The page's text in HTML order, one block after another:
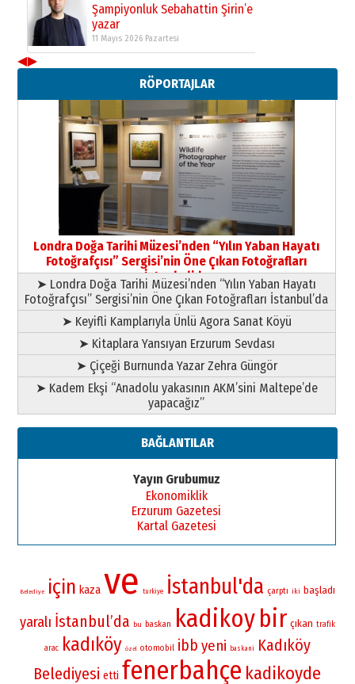
Şampiyonluk Sebahattin Şirin’e
yazar
11 Mayıs 2026 Pazartesi
Neşat YALÇIN
Paranın Aile Kültüründeki Yeri
03 Ağustos 2026 Pazartesi
Yıldırım Gündoğdu
HAVVA’NIN ÜÇ KIZI
09 Temmuz 2026 Perşembe
Yusuf POLAT
Şampiyonluk Sebahattin Şirin’e
yazar
11 Mayıs 2026 Pazartesi
◀▶
RÖPORTAJLAR
Londra Doğa Tarihi Müzesi’nden “Yılın Yaban Hayatı
Fotoğrafçısı” Sergisi’nin Öne Çıkan Fotoğrafları
İstanbul’da
➤ Londra Doğa Tarihi Müzesi’nden “Yılın Yaban Hayatı
Fotoğrafçısı” Sergisi’nin Öne Çıkan Fotoğrafları İstanbul’da
➤ Keyifli Kamplarıyla Ünlü Agora Sanat Köyü
➤ Kitaplara Yansıyan Erzurum Sevdası
➤ Çiçeği Burnunda Yazar Zehra Güngör
➤ Kadem Ekşi “Anadolu yakasının AKM’sini Maltepe’de
yapacağız”
BAĞLANTILAR
Yayın Grubumuz
Ekonomiklik
Erzurum Gazetesi
Kartal Gazetesi
Belediye için kaza ve turkiye İstanbul'da çarptı iki başladı
yaralı İstanbul’da bu baskan kadikoybir çıkan trafik
arac kadıköy özel otomobil ibb yeni baskani
Kadıköy
Belediyesi etti fenerbahçe kadikoyde